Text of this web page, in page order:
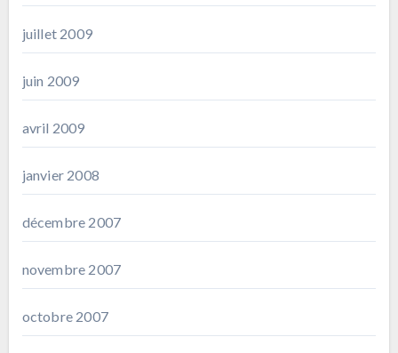
juillet 2009
juin 2009
avril 2009
janvier 2008
décembre 2007
novembre 2007
octobre 2007